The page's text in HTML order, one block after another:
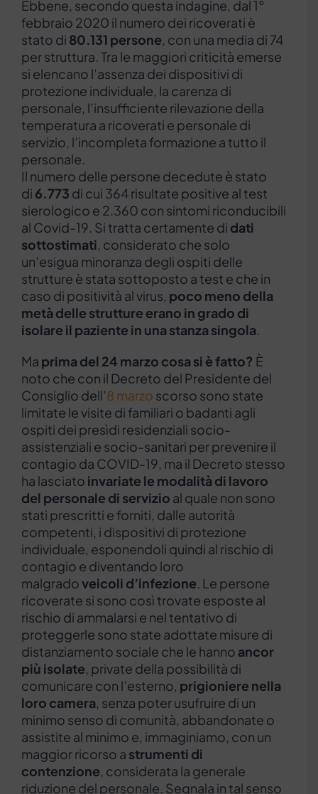
Ebbene, secondo questa indagine, dal 1°
febbraio 2020 il numero dei ricoverati è
stato di 80.131 persone, con una media di 74
per struttura. Tra le maggiori criticità emerse
si elencano l’assenza dei dispositivi di
protezione individuale, la carenza di
personale, l’insufficiente rilevazione della
temperatura a ricoverati e personale di
servizio, l’incompleta formazione a tutto il
personale.
Il numero delle persone decedute è stato
di 6.773 di cui 364 risultate positive al test
sierologico e 2.360 con sintomi riconducibili
al Covid-19. Si tratta certamente di dati
sottostimati, considerato che solo
un’esigua minoranza degli ospiti delle
strutture è stata sottoposto a test e che in
caso di positività al virus, poco meno della
metà delle strutture erano in grado di
isolare il paziente in una stanza singola.
Ma prima del 24 marzo cosa si è fatto? È
noto che con il Decreto del Presidente del
Consiglio dell’8 marzo scorso sono state
limitate le visite di familiari o badanti agli
ospiti dei presìdi residenziali socio-
assistenziali e socio-sanitari per prevenire il
contagio da COVID-19, ma il Decreto stesso
ha lasciato invariate le modalità di lavoro
del personale di servizio al quale non sono
stati prescritti e forniti, dalle autorità
competenti, i dispositivi di protezione
individuale, esponendoli quindi al rischio di
contagio e diventando loro
malgradoveicoli d’infezione. Le persone
ricoverate si sono così trovate esposte al
rischio di ammalarsi e nel tentativo di
proteggerle sono state adottate misure di
distanziamento sociale che le hanno ancor
più isolate, private della possibilità di
comunicare con l’esterno, prigioniere nella
loro camera, senza poter usufruire di un
minimo senso di comunità, abbandonate o
assistite al minimo e, immaginiamo, con un
maggior ricorso a strumenti di
contenzione, considerata la generale
riduzione del personale. Segnala in tal senso